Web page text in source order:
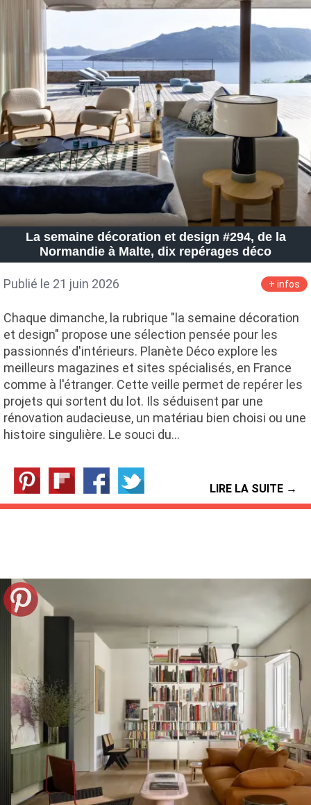
La semaine décoration et design #294, de la
Normandie à Malte, dix repérages déco
Publié le 21 juin 2026 + infos
Chaque dimanche, la rubrique "la semaine décoration
et design" propose une sélection pensée pour les
passionnés d'intérieurs. Planète Déco explore les
meilleurs magazines et sites spécialisés, en France
comme à l'étranger. Cette veille permet de repérer les
projets qui sortent du lot. Ils séduisent par une
rénovation audacieuse, un matériau bien choisi ou une
histoire singulière. Le souci du…
LIRE LA SUITE →